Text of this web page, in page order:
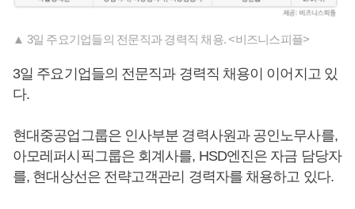
▲ 3일 주요기업들의 전문직과 경력직 채용. <비즈니스피플>
3일 주요기업들의 전문직과 경력직 채용이 이어지고 있
다.
현대중공업그룹은 인사부분 경력사원과 공인노무사를,
아모레퍼시픽그룹은 회계사를, HSD엔진은 자금 담당자
를, 현대상선은 전략고객관리 경력자를 채용하고 있다.